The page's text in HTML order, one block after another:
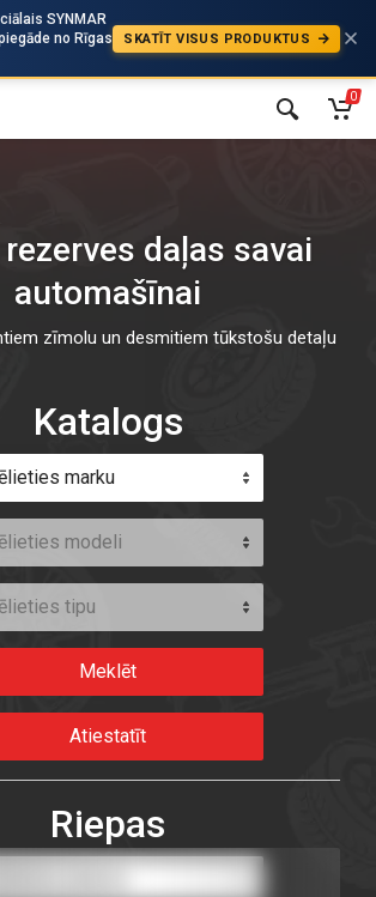
SYNMAR
no Rīgas
SKATĪT VISUS PRODUKTUS
0
daļas savai
automašīnai
zīmolu un desmitiem tūkstošu detaļu
Katalogs
marku
modeli
tipu
Riepas